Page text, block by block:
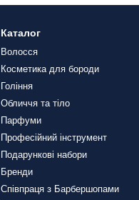
Каталог
Волосся
Косметика для бороди
Гоління
Обличчя та тіло
Парфуми
Професійний інструмент
Подарункові набори
Бренди
Співпраця з Барбершопами